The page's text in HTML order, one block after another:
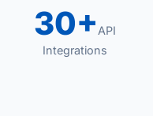
30+ API
Integrations